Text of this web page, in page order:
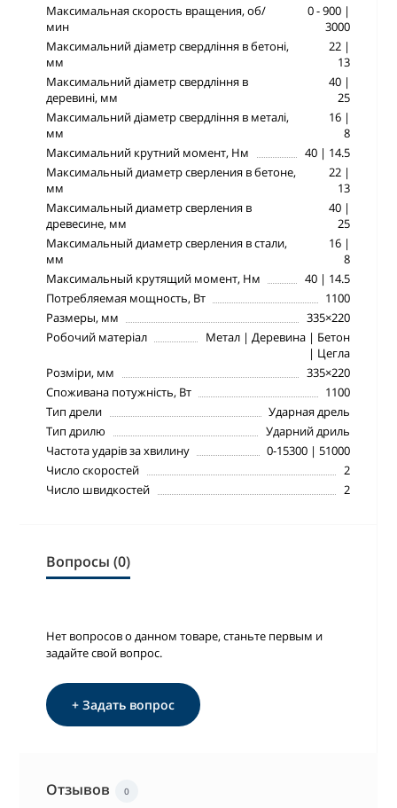
Максимальная скорость вращения, об/
мин
0 - 900 |
3000
Максимальний діаметр свердління в бетоні,
мм
22 |
13
Максимальний діаметр свердління в
деревині, мм
40 |
25
Максимальний діаметр свердління в металі,
мм
16 |
8
Максимальний крутний момент, Нм
40 | 14.5
Максимальный диаметр сверления в бетоне,
мм
22 |
13
Максимальный диаметр сверления в
древесине, мм
40 |
25
Максимальный диаметр сверления в стали,
мм
16 |
8
Максимальный крутящий момент, Нм
40 | 14.5
Потребляемая мощность, Вт
1100
Размеры, мм
335×220
Робочий матеріал
Метал | Деревина | Бетон
| Цегла
Розміри, мм
335×220
Споживана потужність, Вт
1100
Тип дрели
Ударная дрель
Тип дрилю
Ударний дриль
Частота ударів за хвилину
0-15300 | 51000
Число скоростей
2
Число швидкостей
2
Вопросы (0)
Нет вопросов о данном товаре, станьте первым и
задайте свой вопрос.
+ Задать вопрос
Отзывов 0